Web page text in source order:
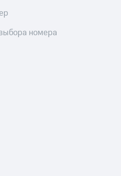
номера